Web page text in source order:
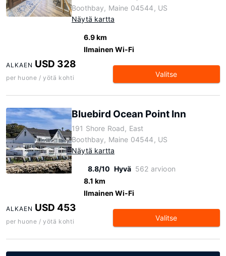
Boothbay, Maine 04544, US
Näytä kartta
6.9 km
Ilmainen Wi-Fi
ALKAEN USD 328
per huone / yötä kohti Valitse
Bluebird Ocean Point Inn
191 Shore Road, East
Boothbay, Maine 04544, US
Näytä kartta
8.8/10 Hyvä 562 arvioon
8.1 km
Ilmainen Wi-Fi
ALKAEN USD 453
per huone / yötä kohti Valitse